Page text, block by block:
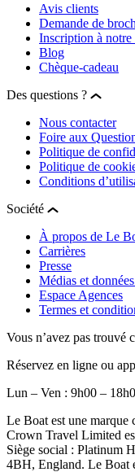
Avis clients
Demande de
Inscription à notre
Blog
Chèque-cadeau
Des questions ?
Nous contacter
Foire aux
Politique de
Politique de
Conditions
Société
À propos de Le
Carrières
Presse
Médias et
Espace Agences
Termes et
Vous n’avez pas trouvé
Réservez en ligne ou
Lun – Ven : 9h00 –
Le Boat est une
Crown Travel Limited
Siège social : Platinum
4BH, England. Le Boat